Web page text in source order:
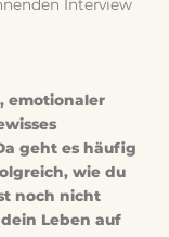
Interview
emotionaler
geht es häufig
wie du
noch nicht
Leben auf